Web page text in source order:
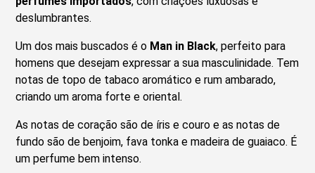
deslumbrantes.
Um dos mais buscados é o Man in Black, perfeito para
homens que desejam expressar a sua masculinidade. Tem
notas de topo de tabaco aromático e rum ambarado,
criando um aroma forte e oriental.
As notas de coração são de íris e couro e as notas de
fundo são de benjoim, fava tonka e madeira de guaiaco. É
um perfume bem intenso.